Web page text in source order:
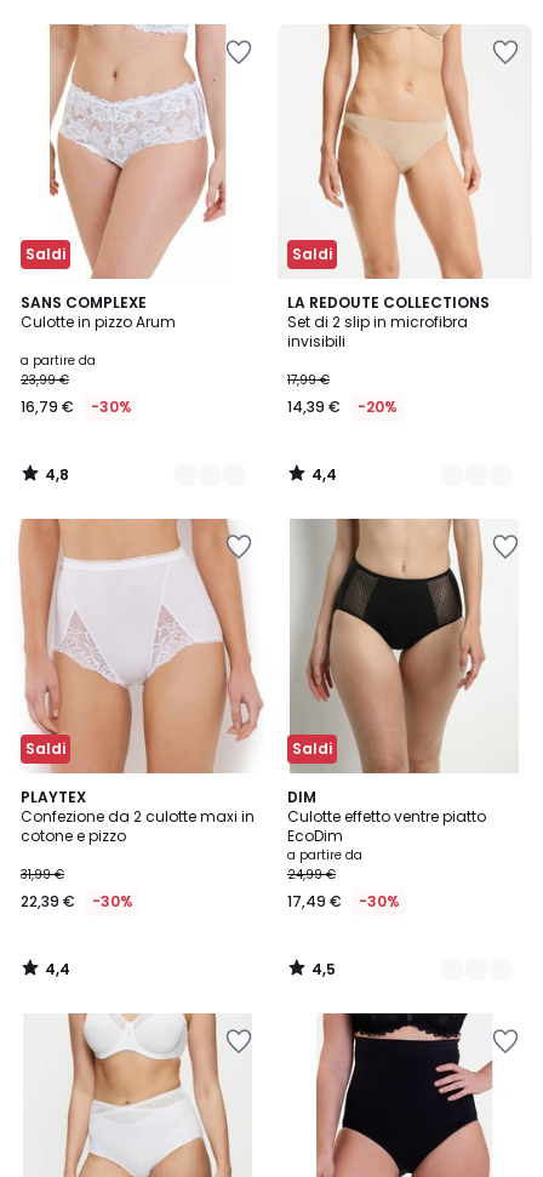
Saldi
SANS COMPLEXE
Culotte in pizzo Arum
a partire da
23,99 €
16,79 € -30%
4,8
/ 5
3
Colori
4,8
/
Saldi
LA REDOUTE COLLECTIONS
Set di 2 slip in microfibra
invisibili
17,99 €
14,39 € -20%
4,4
/ 5
2
Colori
4,4
/
Saldi
PLAYTEX
Confezione da 2 culotte maxi in
cotone e pizzo
31,99 €
22,39 € -30%
4,4
/ 5
4,4
/
Saldi
DIM
Culotte effetto ventre piatto
EcoDim
a partire da
24,99 €
17,49 € -30%
4,5
/ 5
3
Colori
4,5
/